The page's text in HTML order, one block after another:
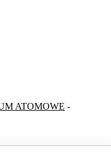
ATOMOWE -